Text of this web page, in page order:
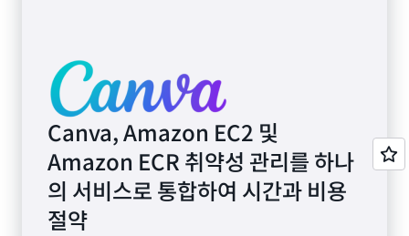
Canva, Amazon EC2 및
Amazon ECR 취약성 관리를 하나
의 서비스로 통합하여 시간과 비용
절약